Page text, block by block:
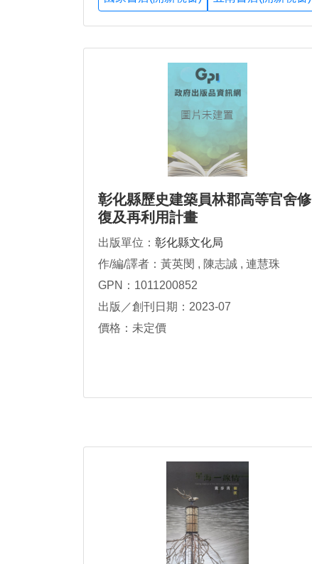
彰化縣歷史建築員林郡高等官舍修
復及再利用計畫
出版單位： 彰化縣文化局
作/編/譯者：黃英閔 , 陳志誠 , 連慧珠
GPN：1011200852
出版／創刊日期：2023-07
價格：未定價